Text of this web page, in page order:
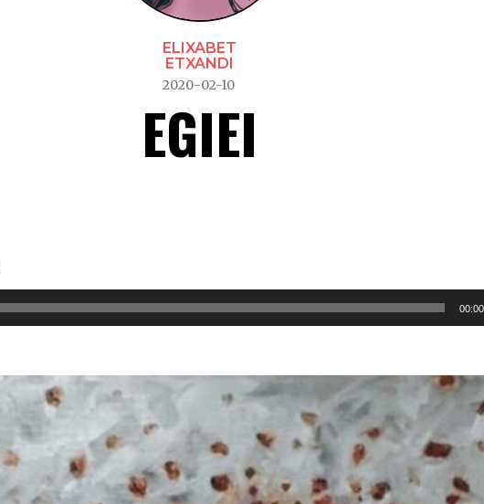
ELIXABET
ETXANDI
2020-02-10
EGIEI
00:00